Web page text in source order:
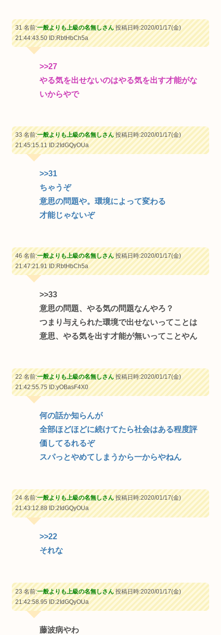
31 名前:一般よりも上級の名無しさん投稿日時:2020/01/17(金)
21:44:43.50ID:RbtHbCh5a
>>27
やる気を出せないのはやる気を出す才能がな
いからやで
33 名前:一般よりも上級の名無しさん投稿日時:2020/01/17(金)
21:45:15.11ID:2IdGQyOUa
>>31
ちゃうぞ
意思の問題や。環境によって変わる
才能じゃないぞ
46 名前:一般よりも上級の名無しさん投稿日時:2020/01/17(金)
21:47:21.91ID:RbtHbCh5a
>>33
意思の問題、やる気の問題なんやろ？
つまり与えられた環境で出せないってことは
意思、やる気を出す才能が無いってことやん
22 名前:一般よりも上級の名無しさん投稿日時:2020/01/17(金)
21:42:55.75ID:yOBasF4X0
何の話か知らんが
全部ほどほどに続けてたら社会はある程度評
価してるれるぞ
スパっとやめてしまうから一からやねん
24 名前:一般よりも上級の名無しさん投稿日時:2020/01/17(金)
21:43:12.88ID:2IdGQyOUa
>>22
それな
23 名前:一般よりも上級の名無しさん投稿日時:2020/01/17(金)
21:42:58.95ID:2IdGQyOUa
藤波病やわ